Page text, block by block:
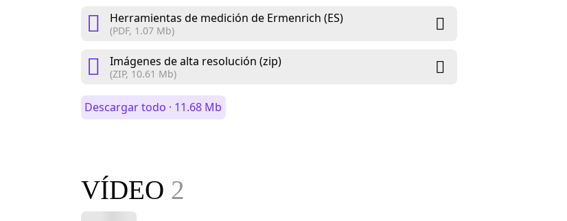
Herramientas de medición de Ermenrich (ES)
(PDF, 1.07 Mb)
Imágenes de alta resolución (zip)
(ZIP, 10.61 Mb)
Descargar todo · 11.68 Mb
VÍDEO 2